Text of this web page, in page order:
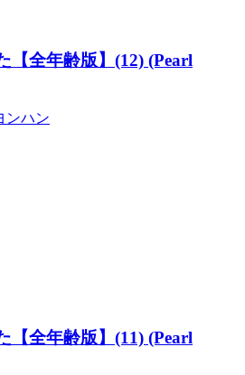
【全年齢版】(12) (Pearl
ンハン
【全年齢版】(11) (Pearl